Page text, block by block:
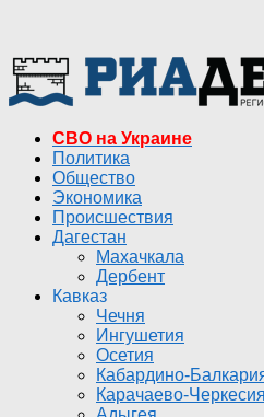
СВО на Украине
Политика
Общество
Экономика
Происшествия
Дагестан
Махачкала
Дербент
Кавказ
Чечня
Ингушетия
Осетия
Кабардино-
Карачаево-Черкесия